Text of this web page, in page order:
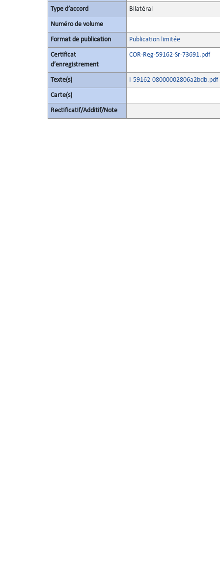
Type d’accord Bilatéral
Numéro de volume
Format de publication Publication limitée
Certificat
d’enregistrement
COR-Reg-59162-Sr-73691.pdf
Texte(s) I-59162-08000002806a2bdb.pdf
Carte(s)
Rectificatif/Additif/Note